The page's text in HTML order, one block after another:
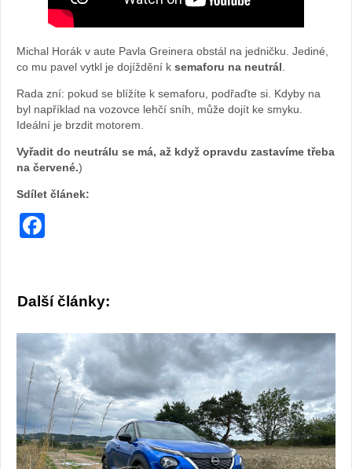
Michal Horák v aute Pavla Greinera obstál na jedničku. Jediné,
co mu pavel vytkl je dojíždění k semaforu na neutrál.
Rada zní: pokud se blížíte k semaforu, podřaďte si. Kdyby na
byl například na vozovce lehčí sníh, může dojít ke smyku.
Ideální je brzdit motorem.
Vyřadit do neutrálu se má, až když opravdu zastavíme třeba
na červené.)
Sdílet článek:
Další články: